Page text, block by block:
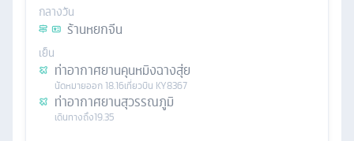
กลางวัน
ร้านหยกจีน
เย็น
ท่าอากาศยานคุนหมิงฉางสุ่ย
นัดหมายออก18.16เที่ยวบิน KY8367
ท่าอากาศยานสุวรรณภูมิ
เดินทางถึง19.35